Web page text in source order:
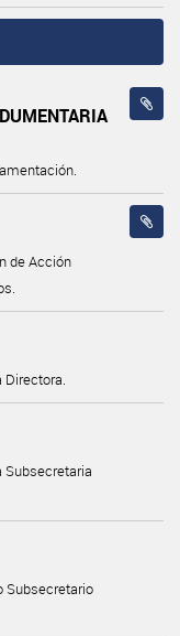
de Acción
Directora.
Subsecretaria
Subsecretario